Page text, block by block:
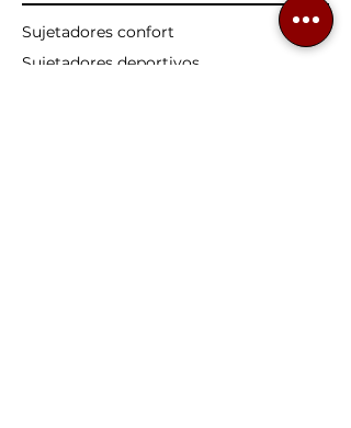
Sujetadores confort
Sujetadores deportivos